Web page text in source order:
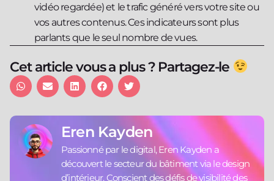
vidéo regardée) et le trafic généré vers votre site ou
vos autres contenus. Ces indicateurs sont plus
parlants que le seul nombre de vues.
Cet article vous a plus ? Partagez-le
Eren Kayden
Passionné par le digital, Eren Kayden a
découvert le secteur du bâtiment via le design
d’intérieur. Conscient des défis de visibilité des